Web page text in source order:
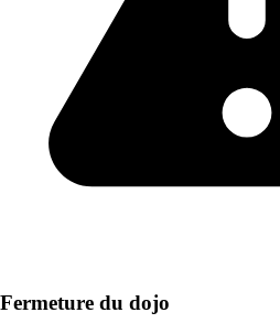
Fermeture du dojo